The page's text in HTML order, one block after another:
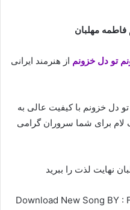
مهلبان
تو دل خزونم از هنرمند ایرانی
دل خزونم با کیفیت عالی به
لام برای شما سروران گرامی
نهایت لذت را ببرید
Download New Song BY :